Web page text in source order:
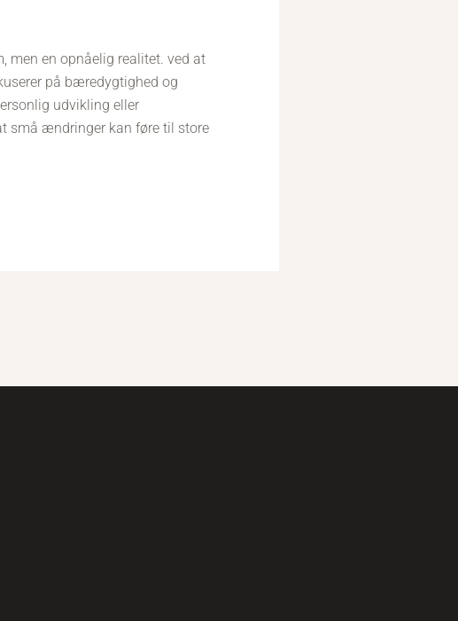
men en opnåelig realitet. ved at
på bæredygtighed og
udvikling eller
små ændringer kan føre til store